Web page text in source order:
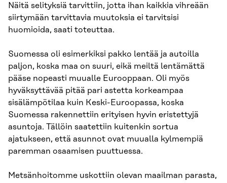
Näitä selityksiä tarvittiin, jotta ihan kaikkia vihreään
siirtymään tarvittavia muutoksia ei tarvitsisi
huomioida, saati toteuttaa.
Suomessa oli esimerkiksi pakko lentää ja autoilla
paljon, koska maa on suuri, eikä meiltä lentämättä
pääse nopeasti muualle Eurooppaan. Oli myös
hyväksyttävää pitää pari astetta korkeampaa
sisälämpötilaa kuin Keski-Euroopassa, koska
Suomessa rakennettiin erityisen hyvin eristettyjä
asuntoja. Tällöin saatettiin kuitenkin sortua
ajatukseen, että asunnot ovat muualla kylmempiä
paremman osaamisen puuttuessa.
Metsänhoitomme uskottiin olevan maailman parasta,